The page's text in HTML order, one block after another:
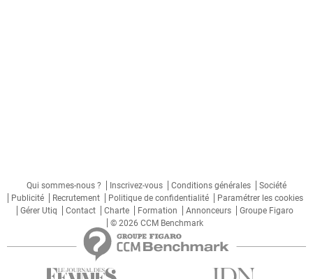
Qui sommes-nous ? Inscrivez-vous Conditions générales
Société
Publicité
Recrutement Politique de confidentialité
Paramétrer les cookies
Gérer Utiq
Contact Charte Formation Annonceurs
Groupe Figaro
© 2026 CCM Benchmark